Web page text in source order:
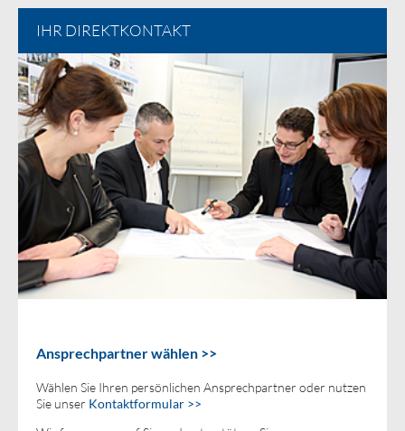
IHR DIREKTKONTAKT
Ansprechpartner wählen >>
Wählen Sie Ihren persönlichen Ansprechpartner oder nutzen
Sie unser Kontaktformular >>